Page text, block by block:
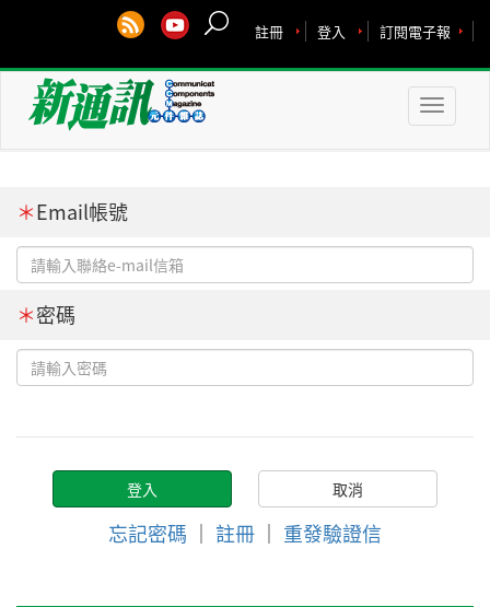
訂閱電子報
登入
註冊
Toggle
＊Email帳號
＊密碼
忘記密碼 ｜ 註冊 ｜ 重發驗證信